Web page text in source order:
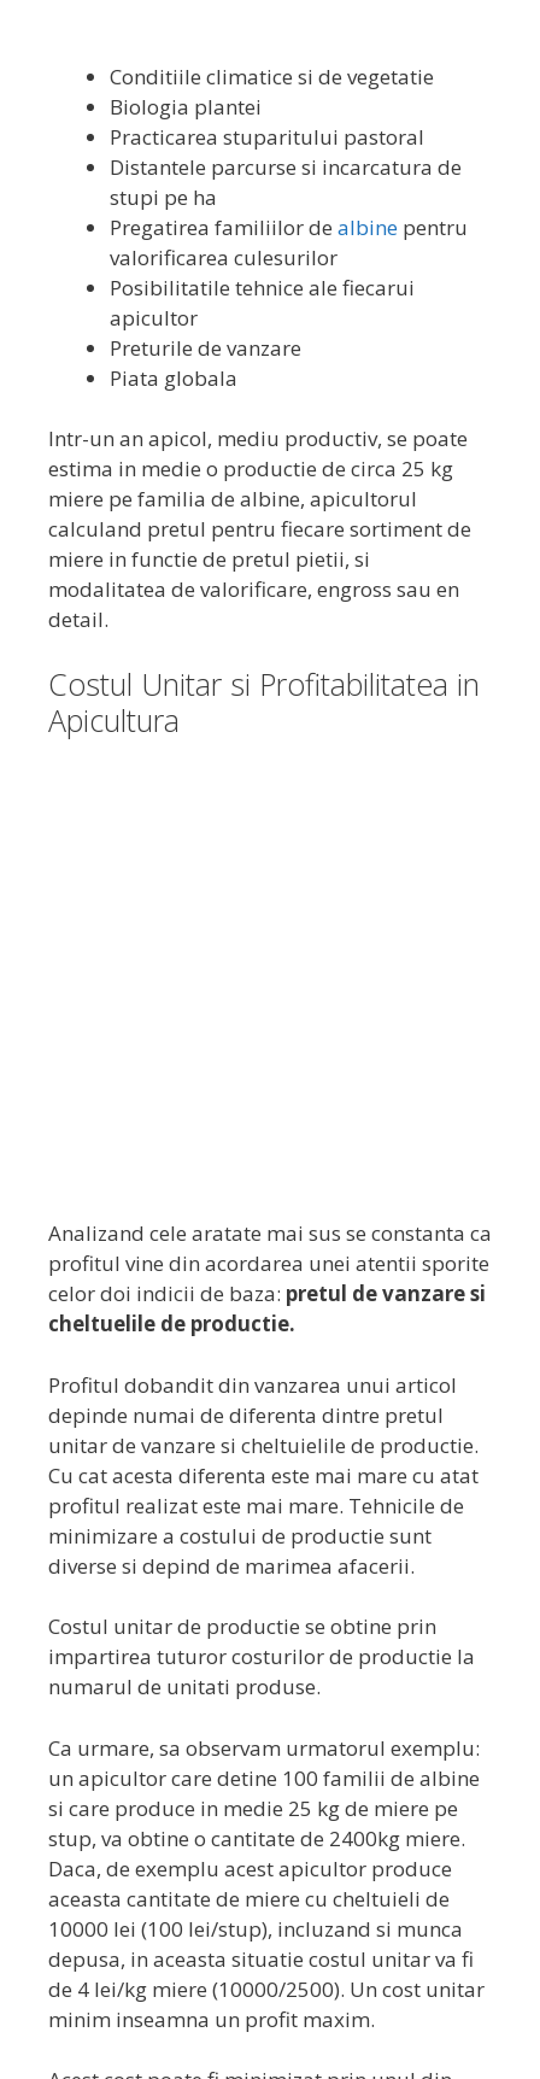
Conditiile climatice si de vegetatie
Biologia plantei
Practicarea stuparitului pastoral
Distantele parcurse si incarcatura de
stupi pe ha
Pregatirea familiilor de albine pentru
valorificarea culesurilor
Posibilitatile tehnice ale fiecarui
apicultor
Preturile de vanzare
Piata globala
Intr-un an apicol, mediu productiv, se poate
estima in medie o productie de circa 25 kg
miere pe familia de albine, apicultorul
calculand pretul pentru fiecare sortiment de
miere in functie de pretul pietii, si
modalitatea de valorificare, engross sau en
detail.
Costul Unitar si Profitabilitatea in
Apicultura
Analizand cele aratate mai sus se constanta ca
profitul vine din acordarea unei atentii sporite
celor doi indicii de baza: pretul de vanzare si
cheltuelile de productie.
Profitul dobandit din vanzarea unui articol
depinde numai de diferenta dintre pretul
unitar de vanzare si cheltuielile de productie.
Cu cat acesta diferenta este mai mare cu atat
profitul realizat este mai mare. Tehnicile de
minimizare a costului de productie sunt
diverse si depind de marimea afacerii.
Costul unitar de productie se obtine prin
impartirea tuturor costurilor de productie la
numarul de unitati produse.
Ca urmare, sa observam urmatorul exemplu:
un apicultor care detine 100 familii de albine
si care produce in medie 25 kg de miere pe
stup, va obtine o cantitate de 2400kg miere.
Daca, de exemplu acest apicultor produce
aceasta cantitate de miere cu cheltuieli de
10000 lei (100 lei/stup), incluzand si munca
depusa, in aceasta situatie costul unitar va fi
de 4 lei/kg miere (10000/2500). Un cost unitar
minim inseamna un profit maxim.